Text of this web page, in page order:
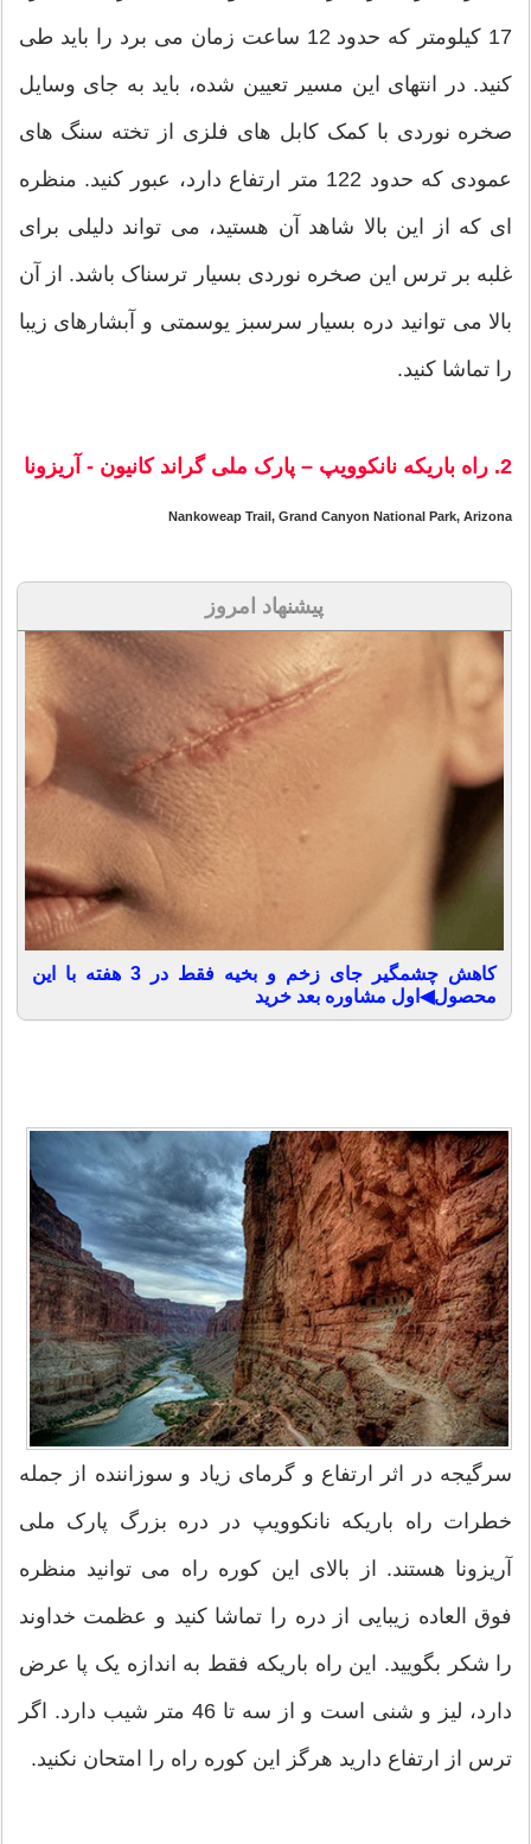
17 کیلومتر که حدود 12 ساعت زمان می برد را باید طی
کنید. در انتهای این مسیر تعیین شده، باید به جای وسایل
صخره نوردی با کمک کابل های فلزی از تخته سنگ های
عمودی که حدود 122 متر ارتفاع دارد، عبور کنید. منظره
ای که از این بالا شاهد آن هستید، می تواند دلیلی برای
غلبه بر ترس این صخره نوردی بسیار ترسناک باشد. از آن
بالا می توانید دره بسیار سرسبز یوسمتی و آبشارهای زیبا
را تماشا کنید.
2. راه باریکه نانکوویپ – پارک ملی گراند کانیون - آریزونا
Nankoweap Trail, Grand Canyon National Park, Arizona
پیشنهاد امروز
کاهش چشمگیر جای زخم و بخیه فقط در 3 هفته با این
محصول◀اول مشاوره بعد خرید
سرگیجه در اثر ارتفاع و گرمای زیاد و سوزاننده از جمله
خطرات راه باریکه نانکوویپ در دره بزرگ پارک ملی
آریزونا هستند. از بالای این کوره راه می توانید منظره
فوق العاده زیبایی از دره را تماشا کنید و عظمت خداوند
را شکر بگویید. این راه باریکه فقط به اندازه یک پا عرض
دارد، لیز و شنی است و از سه تا 46 متر شیب دارد. اگر
ترس از ارتفاع دارید هرگز این کوره راه را امتحان نکنید.